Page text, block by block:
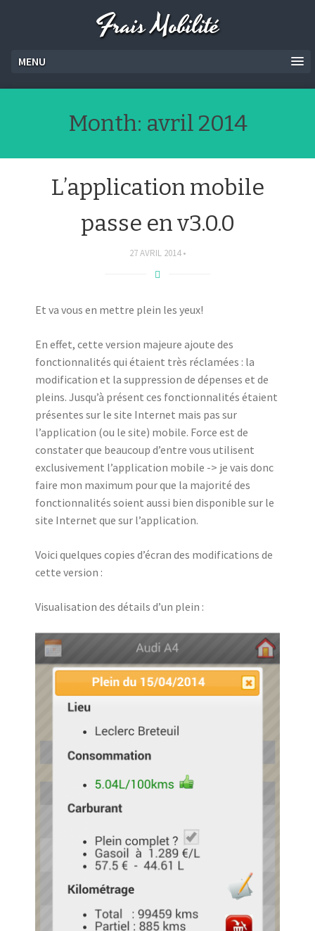
Frais Mobilité
MENU
Month: avril 2014
L’application mobile
passe en v3.0.0
27 AVRIL 2014
Et va vous en mettre plein les yeux!
En effet, cette version majeure ajoute des
fonctionnalités qui étaient très réclamées : la
modification et la suppression de dépenses et de
pleins. Jusqu’à présent ces fonctionnalités étaient
présentes sur le site Internet mais pas sur
l’application (ou le site) mobile. Force est de
constater que beaucoup d’entre vous utilisent
exclusivement l’application mobile -> je vais donc
faire mon maximum pour que la majorité des
fonctionnalités soient aussi bien disponible sur le
site Internet que sur l’application.
Voici quelques copies d’écran des modifications de
cette version :
Visualisation des détails d’un plein :